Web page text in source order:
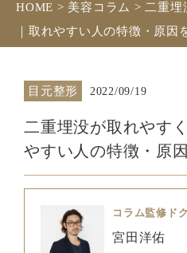
HOME > 美容コラム > 二重埋
｜取れやすい人の特徴・原因
目元整形 2022/09/19
二重埋没が取れやす
やすい人の特徴・原
コラム監修ド
宮田洋佑